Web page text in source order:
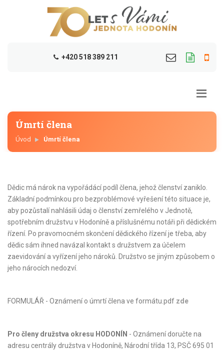
+420 518 389 211
Úmrtí člena
Úvod Úmrtí člena
Dědic má nárok na vypořádácí podíl člena, jehož členství zaniklo.
Základní podmínkou pro bezproblémové vyřešení této situace je,
aby pozůstalí nahlásili údaj o členství zemřelého v Jednotě,
spotřebním družstvu v Hodoníně a příslušnému notáři při dědickém
řízení. Po pravomocném skončení dědického řízení je třeba, aby
dědic sám ihned navázal kontakt s družstvem za účelem
zaevidování a vyřízení jeho nároků. Družstvo se jiným způsobem o
jeho nárocích nedozví.
FORMULÁŘ - Oznámení o úmrtí člena ve formátu.pdf zde
Pro členy družstva okresu HODONÍN - Oznámení doručte na
adresu centrály družstva v Hodoníně, Národní třída 13, PSČ 695 01